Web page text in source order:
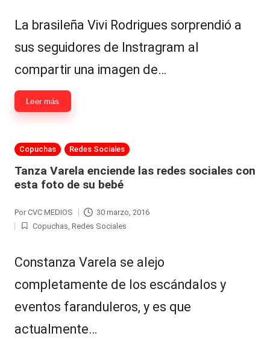
y
R
e
d
e
|
L
C
C
La brasileña Vivi Rodrigues sorprendió a
sus seguidores de Instragram al
compartir una imagen de…
Leer más
Publicada
Copuchas Redes Sociales
Tanza Varela enciende las redes sociales con
esta foto de su bebé
Publicado
por
Por CVC MEDIOS 30 marzo, 2016
Publicada
Copuchas Redes Sociales
Constanza Varela se alejo
completamente de los escándalos y
eventos faranduleros, y es que
actualmente…